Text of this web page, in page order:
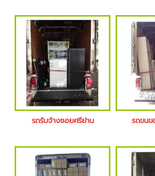
รถรับจ้างซอยศรีย่าน รถขน